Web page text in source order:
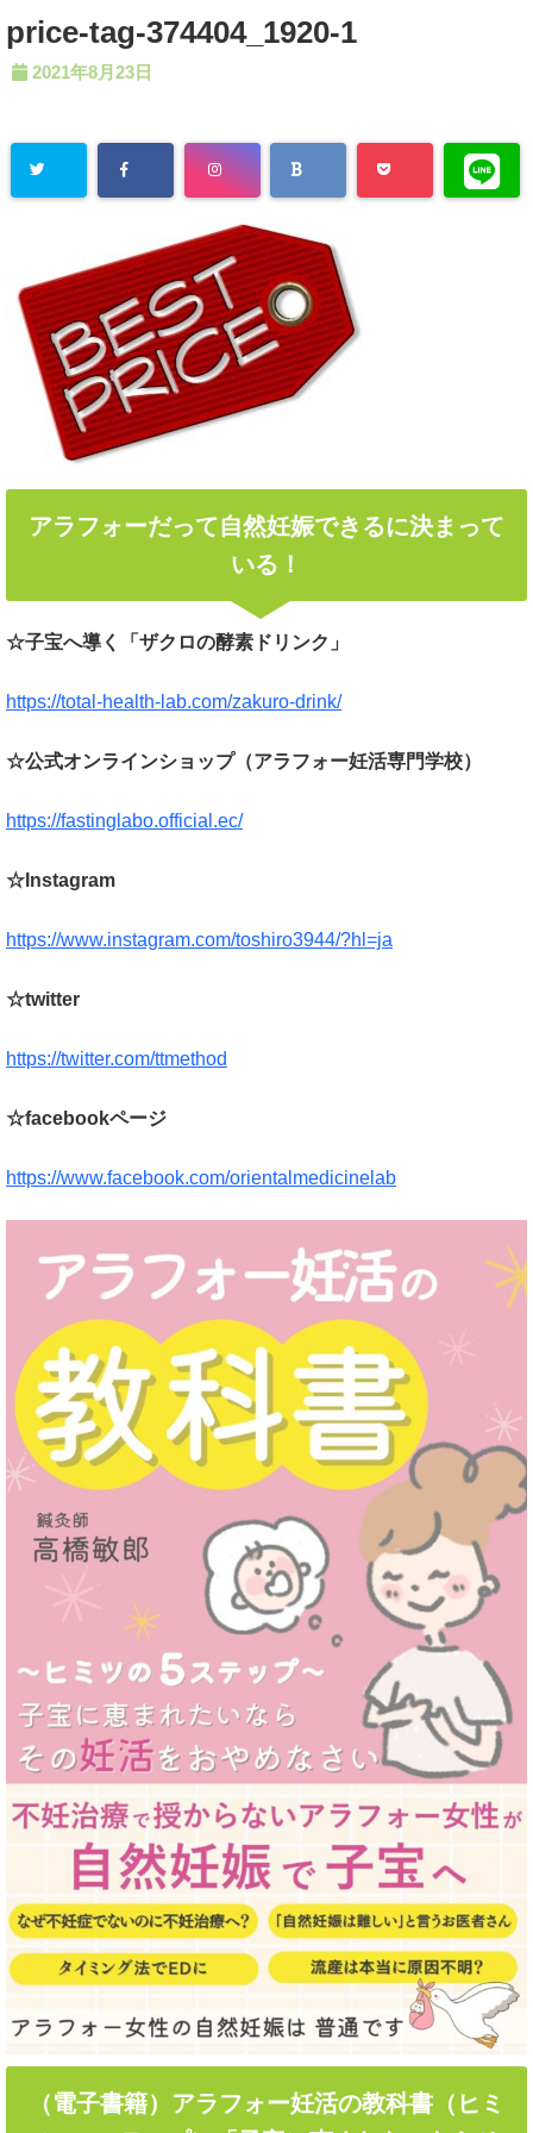
price-tag-374404_1920-1
2021年8月23日
アラフォーだって自然妊娠できるに決まって
いる！
☆子宝へ導く「ザクロの酵素ドリンク」
https://total-health-lab.com/zakuro-drink/
☆公式オンラインショップ（アラフォー妊活専門学校）
https://fastinglabo.official.ec/
☆Instagram
https://www.instagram.com/toshiro3944/?hl=ja
☆twitter
https://twitter.com/ttmethod
☆facebookページ
https://www.facebook.com/orientalmedicinelab
（電子書籍）アラフォー妊活の教科書（ヒミ